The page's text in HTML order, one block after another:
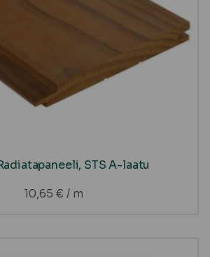
STS A-laatu
10,65 € / m